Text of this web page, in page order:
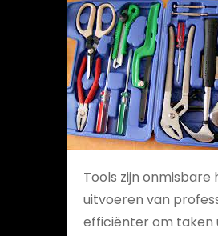
Tools zijn onmisbare
uitvoeren van
efficiënter om taken